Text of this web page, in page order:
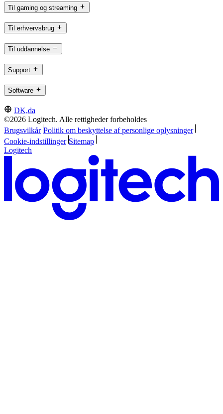
Til gaming og streaming
Til erhvervsbrug
Til uddannelse
Support
Software
DK,da
©2026 Logitech. Alle rettigheder forbeholdes
Brugsvilkår Politik om beskyttelse af personlige oplysninger
Cookie-indstillinger Sitemap
Logitech